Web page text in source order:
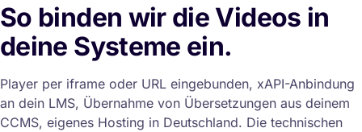
So binden wir die Videos in
deine Systeme ein.
Player per iframe oder URL eingebunden, xAPI-Anbindung
an dein LMS, Übernahme von Übersetzungen aus deinem
CCMS, eigenes Hosting in Deutschland. Die technischen